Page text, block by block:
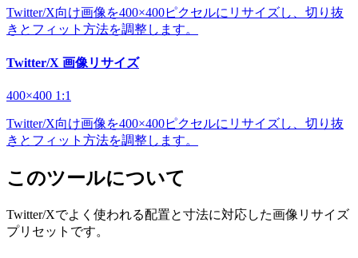
Twitter/X向け画像を400×400ピクセルにリサイズし、切り抜
きとフィット方法を調整します。
Twitter/X 画像リサイズ
400×400 1:1
Twitter/X向け画像を400×400ピクセルにリサイズし、切り抜
きとフィット方法を調整します。
このツールについて
Twitter/Xでよく使われる配置と寸法に対応した画像リサイズ
プリセットです。